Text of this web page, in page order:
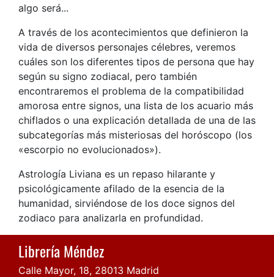
algo será...
A través de los acontecimientos que definieron la
vida de diversos personajes célebres, veremos
cuáles son los diferentes tipos de persona que hay
según su signo zodiacal, pero también
encontraremos el problema de la compatibilidad
amorosa entre signos, una lista de los acuario más
chiflados o una explicación detallada de una de las
subcategorías más misteriosas del horóscopo (los
«escorpio no evolucionados»).
Astrología Liviana es un repaso hilarante y
psicológicamente afilado de la esencia de la
humanidad, sirviéndose de los doce signos del
zodiaco para analizarla en profundidad.
Librería Méndez
Calle Mayor, 18, 28013 Madrid